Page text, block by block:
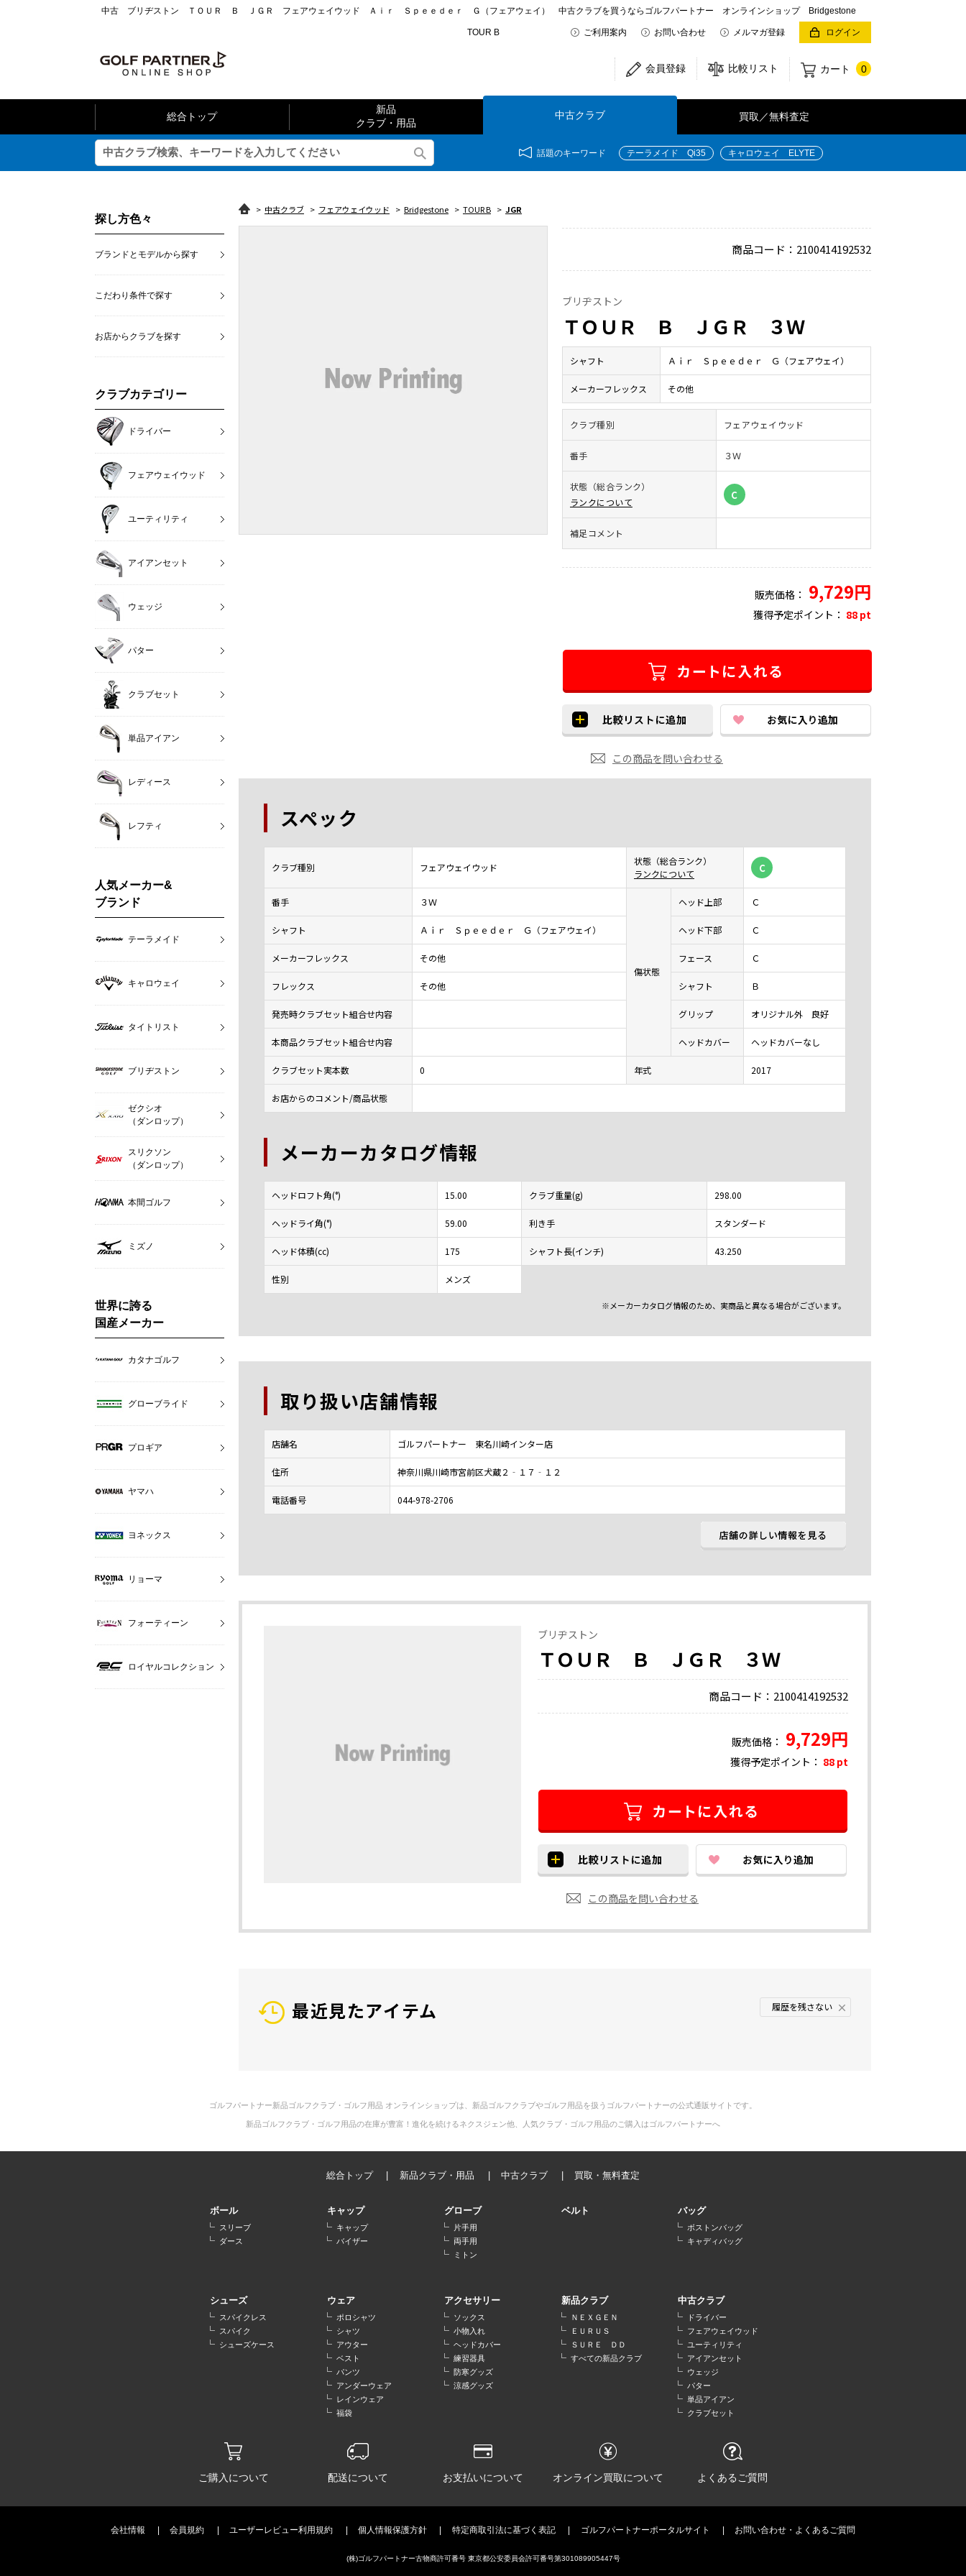
中古 ブリヂストン ＴＯＵＲ Ｂ ＪＧＲ フェアウェイウッド Ａｉｒ Ｓｐｅｅｄｅｒ Ｇ（フェアウェイ） 中古クラブを買うならゴルフパートナー オンラインショップ Bridgestone
TOUR B ご利用案内 お問い合わせ メルマガ登録 ログイン
カート 0
比較リスト
会員登録
総合トップ
新品
クラブ・用品
中古クラブ 買取／無料査定
話題のキーワード テーラメイド Qi35 キャロウェイ ELYTE
> 中古クラブ > フェアウェイウッド > Bridgestone > TOUR B > JGR
商品コード：2100414192532
ブリヂストン
ＴＯＵＲ Ｂ ＪＧＲ ３Ｗ
シャフト Ａｉｒ Ｓｐｅｅｄｅｒ Ｇ（フェアウェイ）
メーカーフレックス その他
クラブ種別 フェアウェイウッド
番手 ３Ｗ
状態（総合ランク）
ランクについて
C
補足コメント
販売価格： 9,729円
獲得予定ポイント： 88 pt
この商品を問い合わせる
スペック
クラブ種別 フェアウェイウッド
状態（総合ランク）
ランクについて
C
番手 ３Ｗ
傷状態
ヘッド上部 Ｃ
シャフト Ａｉｒ Ｓｐｅｅｄｅｒ Ｇ（フェアウェイ） ヘッド下部 Ｃ
メーカーフレックス その他 フェース Ｃ
フレックス その他 シャフト Ｂ
発売時クラブセット組合せ内容 グリップ オリジナル外 良好
本商品クラブセット組合せ内容 ヘッドカバー ヘッドカバーなし
クラブセット実本数 0 年式 2017
お店からのコメント/商品状態
メーカーカタログ情報
ヘッドロフト角(°) 15.00 クラブ重量(g) 298.00
ヘッドライ角(°) 59.00 利き手 スタンダード
ヘッド体積(cc) 175 シャフト長(インチ) 43.250
性別 メンズ
※メーカーカタログ情報のため、実商品と異なる場合がございます。
取り扱い店舗情報
店舗名 ゴルフパートナー 東名川崎インター店
住所 神奈川県川崎市宮前区犬蔵２‐１７‐１２
電話番号 044-978-2706
ブリヂストン
ＴＯＵＲ Ｂ ＪＧＲ ３Ｗ
商品コード：2100414192532
販売価格： 9,729円
獲得予定ポイント： 88 pt
この商品を問い合わせる
最近見たアイテム 履歴を残さない
探し方色々
ブランドとモデルから探す
こだわり条件で探す
お店からクラブを探す
クラブカテゴリー
ドライバー
フェアウェイウッド
ユーティリティ
アイアンセット
ウェッジ
パター
クラブセット
単品アイアン
レディース
レフティ
人気メーカー&
ブランド
テーラメイド
キャロウェイ
タイトリスト
ブリヂストン
ゼクシオ
（ダンロップ）
スリクソン
（ダンロップ）
本間ゴルフ
ミズノ
世界に誇る
国産メーカー
カタナゴルフ
グローブライド
プロギア
ヤマハ
ヨネックス
リョーマ
フォーティーン
ロイヤルコレクション
ゴルフパートナー新品ゴルフクラブ・ゴルフ用品 オンラインショップは、新品ゴルフクラブやゴルフ用品を扱うゴルフパートナーの公式通販サイトです。
新品ゴルフクラブ・ゴルフ用品の在庫が豊富！進化を続けるネクスジェン他、人気クラブ・ゴルフ用品のご購入はゴルフパートナーへ
総合トップ 新品クラブ・用品 中古クラブ 買取・無料査定
ボール
スリーブ
ダース
キャップ
キャップ
バイザー
グローブ
片手用
両手用
ミトン
ベルト バッグ
ボストンバッグ
キャディバッグ
シューズ
スパイクレス
スパイク
シューズケース
ウェア
ポロシャツ
シャツ
アウター
ベスト
パンツ
アンダーウェア
レインウェア
福袋
アクセサリー
ソックス
小物入れ
ヘッドカバー
練習器具
防寒グッズ
涼感グッズ
新品クラブ
ＮＥＸＧＥＮ
ＥＵＲＵＳ
ＳＵＲＥ ＤＤ
すべての新品クラブ
中古クラブ
ドライバー
フェアウェイウッド
ユーティリティ
アイアンセット
ウェッジ
パター
単品アイアン
クラブセット
ご購入について 配送について お支払いについて オンライン買取について よくあるご質問
会社情報 会員規約 ユーザーレビュー利用規約 個人情報保護方針 特定商取引法に基づく表記 ゴルフパートナーポータルサイト お問い合わせ・よくあるご質問
(株)ゴルフパートナー古物商許可番号 東京都公安委員会許可番号第301089905447号